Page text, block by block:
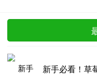
新手必看！草